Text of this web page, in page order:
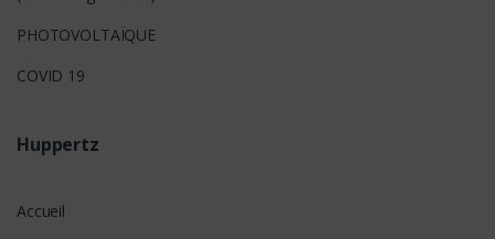
PHOTOVOLTAÏQUE
COVID 19
Huppertz
Accueil